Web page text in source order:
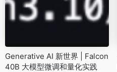
Generative AI 新世界 | Falcon
40B 大模型微调和量化实践